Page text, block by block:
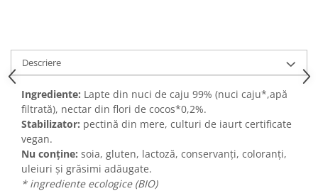
Descriere
Ingrediente: Lapte din nuci de caju 99% (nuci caju*,apă
filtrată), nectar din flori de cocos*0,2%.
Stabilizator: pectină din mere, culturi de iaurt certificate
vegan.
Nu conține: soia, gluten, lactoză, conservanți, coloranți,
uleiuri și grăsimi adăugate.
* ingrediente ecologice (BIO)